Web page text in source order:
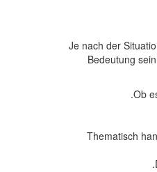
Je nach der
Bedeutung
Ob
Thematisch